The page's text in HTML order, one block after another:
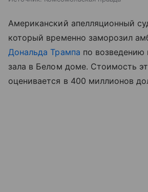
Американский апелляционный
который временно заморозил
Дональда Трампа по возведению
зала в Белом доме. Стоимость
оценивается в 400 миллионов